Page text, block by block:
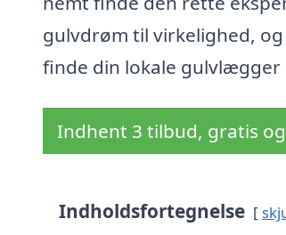
gulvdrøm til virkelighed,
finde din lokale gulvlægger
Indhent 3 tilbud, gratis
Indholdsfortegnelse